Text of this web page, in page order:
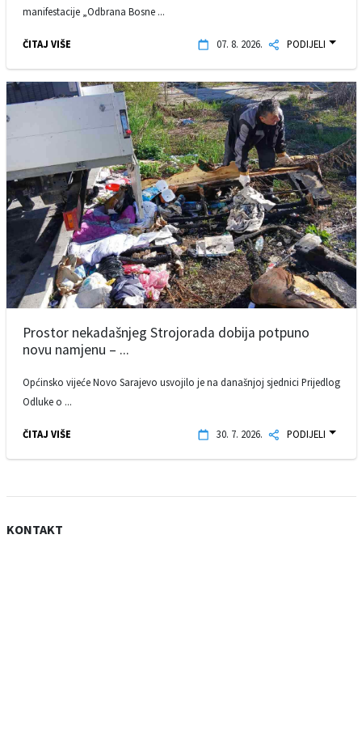
manifestacije „Odbrana Bosne ...
ČITAJ VIŠE 07. 8. 2026. PODIJELI
Prostor nekadašnjeg Strojorada dobija potpuno
novu namjenu – ...
Općinsko vijeće Novo Sarajevo usvojilo je na današnjoj sjednici Prijedlog
Odluke o ...
ČITAJ VIŠE 30. 7. 2026. PODIJELI
KONTAKT